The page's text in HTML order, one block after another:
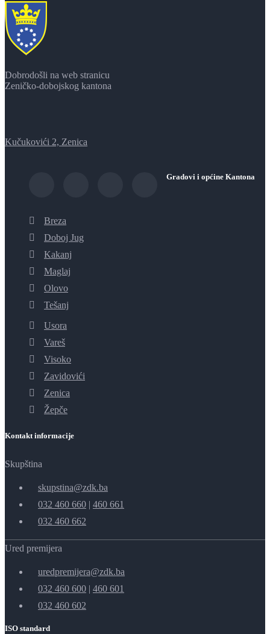
Dobrodošli na web stranicu
Zeničko-dobojskog kantona
Kučukovići 2, Zenica
Gradovi i općine Kantona
Breza
Doboj Jug
Kakanj
Maglaj
Olovo
Tešanj
Usora
Vareš
Visoko
Zavidovići
Zenica
Žepče
Kontakt informacije
Skupština
skupstina@zdk.ba
032 460 660 | 460 661
032 460 662
Ured premijera
uredpremijera@zdk.ba
032 460 600 | 460 601
032 460 602
ISO standard